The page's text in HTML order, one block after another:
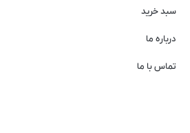
سبد خرید
درباره ما
تماس با ما